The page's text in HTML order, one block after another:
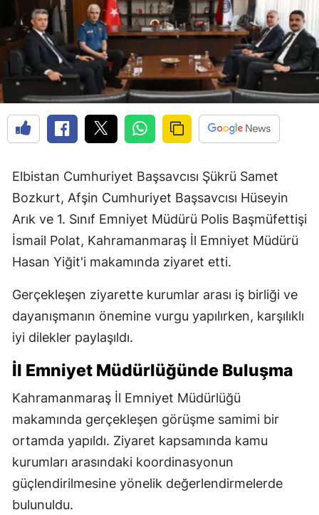
Elbistan Cumhuriyet Başsavcısı Şükrü Samet
Bozkurt, Afşin Cumhuriyet Başsavcısı Hüseyin
Arık ve 1. Sınıf Emniyet Müdürü Polis Başmüfettişi
İsmail Polat, Kahramanmaraş İl Emniyet Müdürü
Hasan Yiğit'i makamında ziyaret etti.
Gerçekleşen ziyarette kurumlar arası iş birliği ve
dayanışmanın önemine vurgu yapılırken, karşılıklı
iyi dilekler paylaşıldı.
İl Emniyet Müdürlüğünde Buluşma
Kahramanmaraş İl Emniyet Müdürlüğü
makamında gerçekleşen görüşme samimi bir
ortamda yapıldı. Ziyaret kapsamında kamu
kurumları arasındaki koordinasyonun
güçlendirilmesine yönelik değerlendirmelerde
bulunuldu.